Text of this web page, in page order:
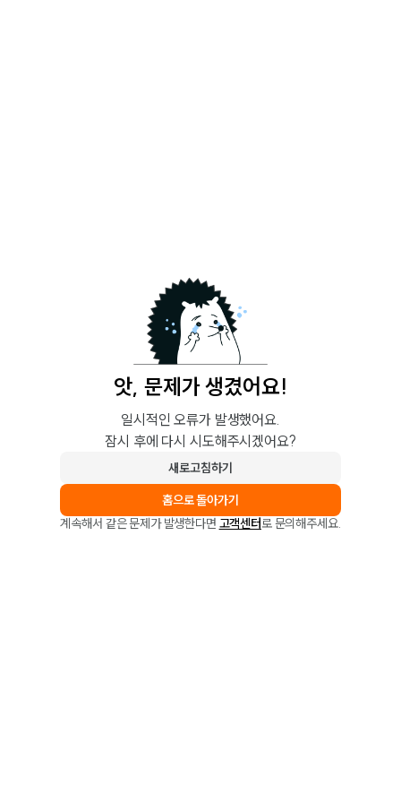
앗, 문제가 생겼어요!
일시적인 오류가 발생했어요.
잠시 후에 다시 시도해주시겠어요?
새로고침하기
홈으로 돌아가기
계속해서 같은 문제가 발생한다면 고객센터로 문의해주세요.